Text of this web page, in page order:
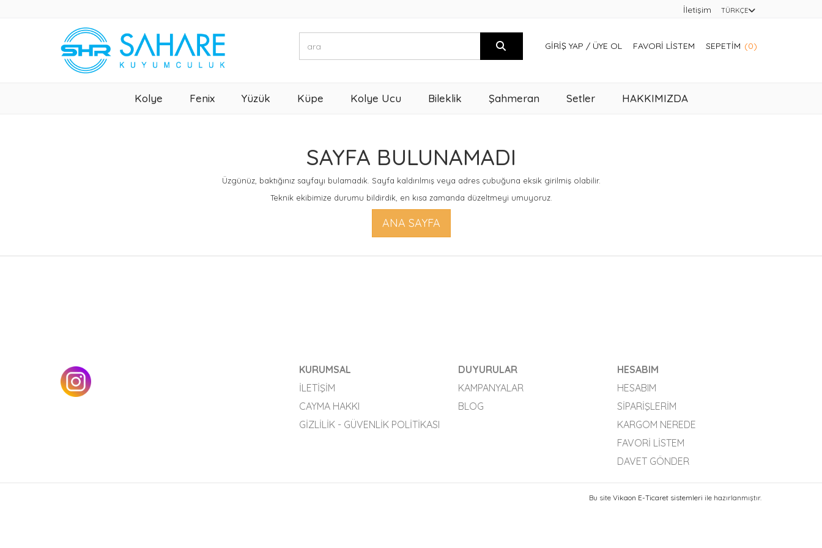
İletişim TÜRKÇE
GIRIŞ YAP / ÜYE OL FAVORI LISTEM SEPETIM (0)
Kolye Fenix Yüzük Küpe Kolye Ucu Bileklik Şahmeran Setler HAKKIMIZDA
SAYFA BULUNAMADI
Üzgünüz, baktığınız sayfayı bulamadık. Sayfa kaldırılmış veya adres çubuğuna eksik girilmiş olabilir.
Teknik ekibimize durumu bildirdik, en kısa zamanda düzeltmeyi umuyoruz.
ANA SAYFA
KURUMSAL
İLETIŞIM
CAYMA HAKKI
GIZLILIK - GÜVENLIK POLITIKASI
DUYURULAR
KAMPANYALAR
BLOG
HESABIM
HESABIM
SIPARIŞLERIM
KARGOM NEREDE
FAVORI LISTEM
DAVET GÖNDER
Bu site Vikaon E-Ticaret sistemleri ile hazırlanmıştır.